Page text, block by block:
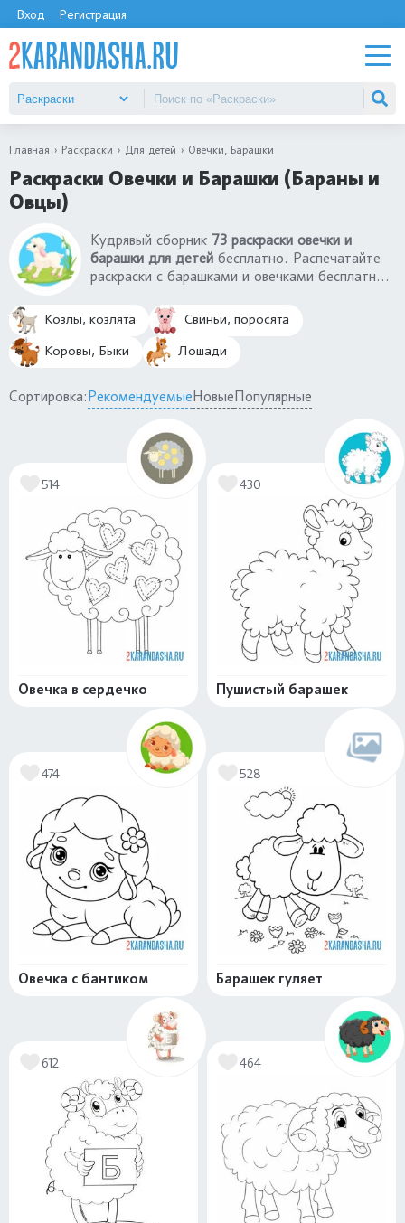
Вход Регистрация
Главная Раскраски Для детей Овечки, Барашки
Раскраски Овечки и Барашки (Бараны и
Овцы)
Кудрявый сборник 73 раскраски овечки и
барашки для детей бесплатно. Распечатайте
раскраски с барашками и овечками бесплатно
овечки, овцы, барашки, бараны для малышей
3-4 года, дошкольников 5-6 лет. Раскраски
барашки и овечки - милые рогатые животные,
которые часто можно увидеть в деревне.
Козлы, козлята
Свиньи, поросята
Коровы, Быки
Лошади
Сортировка:РекомендуемыеНовыеПопулярные
514
Овечка в сердечко
430
Пушистый барашек
474
Овечка с бантиком
528
Барашек гуляет
612 464